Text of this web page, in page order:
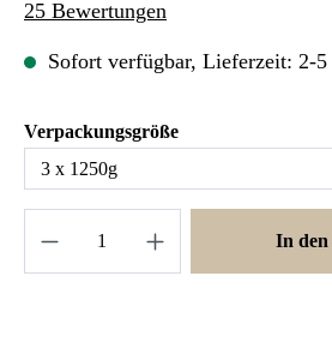
Durchschnittliche Bewertung von 5
25 Bewertungen
Sofort verfügbar, Lieferzeit: 2-5
Verpackungsgrößeauswählen
In